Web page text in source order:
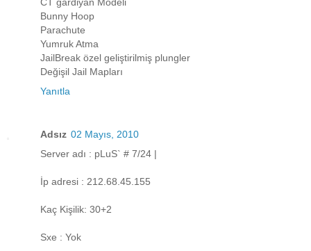
CT gardiyan Modeli
Bunny Hoop
Parachute
Yumruk Atma
JailBreak özel geliştirilmiş plungler
Değişil Jail Mapları
Yanıtla
Adsız 02 Mayıs, 2010
Server adı : pLuS` # 7/24 |
İp adresi : 212.68.45.155
Kaç Kişilik: 30+2
Sxe : Yok